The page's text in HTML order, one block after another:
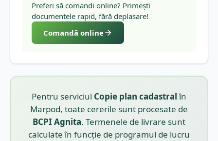
Preferi să comandi online? Primești
documentele rapid, fără deplasare!
Comandă online
Pentru serviciul Copie plan cadastralîn
Marpod, toate cererile sunt procesate de
BCPI Agnita. Termenele de livrare sunt
calculate în funcție de programul de lucru